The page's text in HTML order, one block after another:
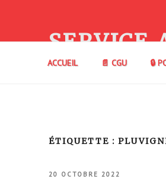
SERVICE
ACCUEIL 📄 CGU 🔒
ÉTIQUETTE :
PUBLIÉ
20 OCTOBRE 2022